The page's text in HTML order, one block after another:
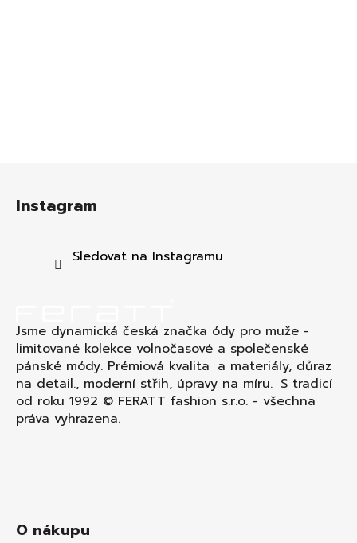
Instagram
Sledovat na Instagramu
Jsme dynamická česká značka ódy pro muže -
limitované kolekce volnočasové a společenské
pánské módy. Prémiová kvalita a materiály, důraz
na detail., moderní střih, úpravy na míru. S tradicí
od roku 1992 © FERATT fashion s.r.o. - všechna
práva vyhrazena.
O nákupu